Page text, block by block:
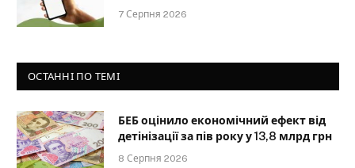
7 Серпня 2026
ОСТАННІ ПО ТЕМІ
БЕБ оцінило економічний ефект від
детінізації за пів року у 13,8 млрд грн
8 Серпня 2026